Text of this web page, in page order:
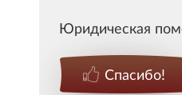
Юридическая
Спасибо!